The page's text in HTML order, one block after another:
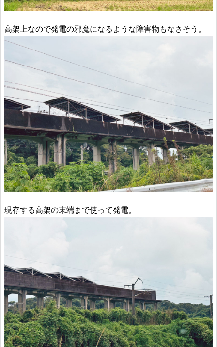
高架上なので発電の邪魔になるような障害物もなさそう。
現存する高架の末端まで使って発電。